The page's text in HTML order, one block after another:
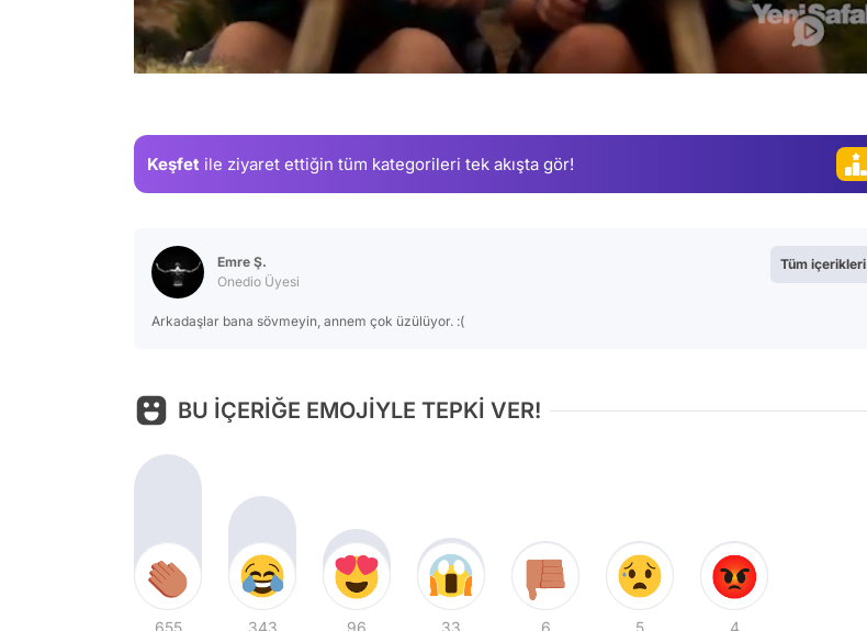
Keşfet ile ziyaret ettiğin tüm kategorileri tek akışta gör!
Emre Ş.
Onedio Üyesi
Arkadaşlar bana sövmeyin, annem çok üzülüyor. :(
Tüm içerikleri
BU İÇERİĞE EMOJİYLE TEPKİ VER!